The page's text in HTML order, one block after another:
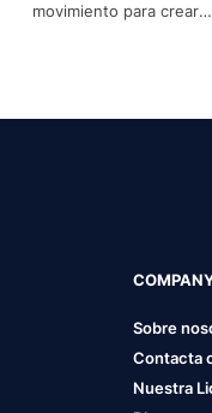
movimiento para crear
Sobre
Contacta
Nuestra